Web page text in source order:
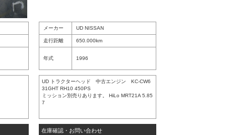
メーカー UD NISSAN
走行距離 650.000km
年式 1996
UD トラクターヘッド 中古エンジン KC-CW6
31GHT RH10 450PS
ミッション別売りあります。 HiLo MRT21A 5.85
7
在庫確認・お問い合わせ